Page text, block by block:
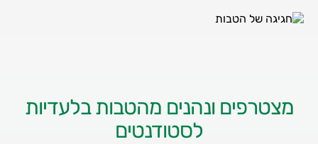
מצטרפים ונהנים מהטבות בלעדיות
לסטודנטים